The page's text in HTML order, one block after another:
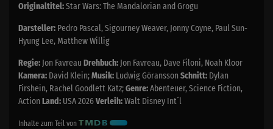
Originaltitel:Star Wars: The Mandalorian and Grogu
Darsteller: Pedro Pascal, Sigourney Weaver, Jonny Coyne, Paul Sun-
Hyung Lee, Matthew Willig
Regie: Jon Favreau Drehbuch: Jon Favreau, Dave Filoni, Noah Kloor
Kamera: David Klein;Musik: Ludwig Göransson Schnitt: Dylan
Firshein, Rachel Goodlett Katz;Genre:Abenteuer, Science Fiction,
Action Land: USA 2026Verleih:Walt Disney Int´l
Inhalte zum Teil von